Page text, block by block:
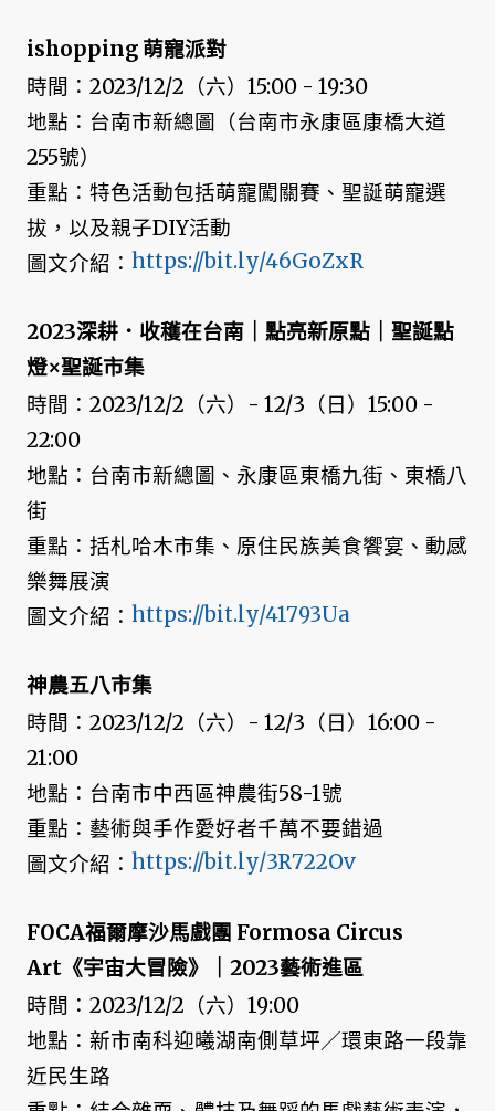
ishopping 萌寵派對
時間：2023/12/2（六）15:00 - 19:30
地點：台南市新總圖（台南市永康區康橋大道
255號）
重點：特色活動包括萌寵闖關賽、聖誕萌寵選
拔，以及親子DIY活動
圖文介紹： https://bit.ly/46GoZxR
2023深耕．收穫在台南｜點亮新原點｜聖誕點
燈×聖誕市集
時間：2023/12/2（六）- 12/3（日）15:00 -
22:00
地點：台南市新總圖、永康區東橋九街、東橋八
街
重點：括札哈木市集、原住民族美食饗宴、動感
樂舞展演
圖文介紹： https://bit.ly/41793Ua
神農五八市集
時間：2023/12/2（六）- 12/3（日）16:00 -
21:00
地點：台南市中西區神農街58-1號
重點：藝術與手作愛好者千萬不要錯過
圖文介紹： https://bit.ly/3R722Ov
FOCA福爾摩沙馬戲團 Formosa Circus
Art《宇宙大冒險》｜2023藝術進區
時間：2023/12/2（六）19:00
地點：新市南科迎曦湖南側草坪／環東路一段靠
近民生路